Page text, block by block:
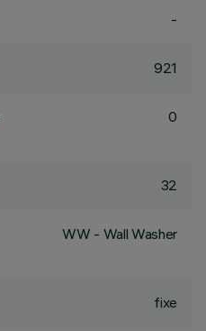
-
921
0
32
WW - Wall Washer
fixe